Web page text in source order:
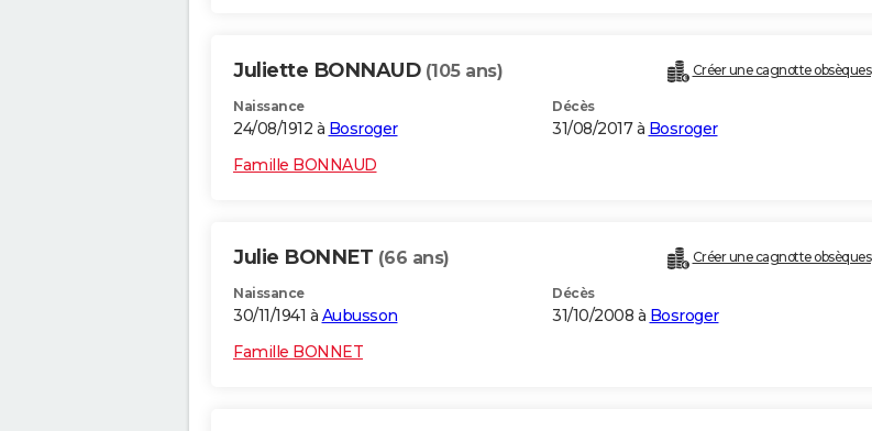
Juliette BONNAUD (105 ans) Créer une cagnotte obsèques
Naissance
24/08/1912 à Bosroger
Décès
31/08/2017 à Bosroger
Famille BONNAUD
Julie BONNET (66 ans) Créer une cagnotte obsèques
Naissance
30/11/1941 à Aubusson
Décès
31/10/2008 à Bosroger
Famille BONNET